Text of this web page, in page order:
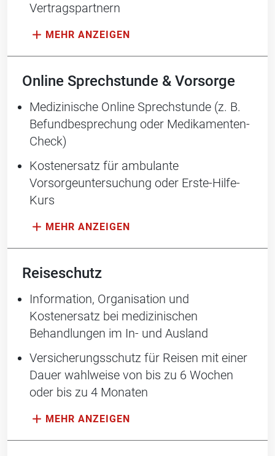
Vertragspartnern
Online Sprechstunde & Vorsorge
Medizinische Online Sprechstunde (z. B.
Befundbesprechung oder Medikamenten-
Check)
Kostenersatz für ambulante
Vorsorgeuntersuchung oder Erste-Hilfe-
Kurs
Reiseschutz
Information, Organisation und
Kostenersatz bei medizinischen
Behandlungen im In- und Ausland
Versicherungsschutz für Reisen mit einer
Dauer wahlweise von bis zu 6 Wochen
oder bis zu 4 Monaten